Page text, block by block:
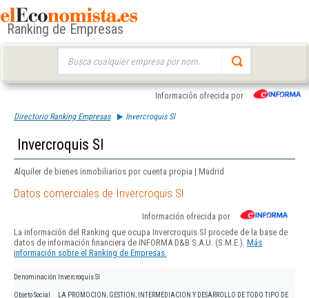
Ranking de Empresas
Información ofrecida por
Directorio Ranking Empresas Invercroquis Sl
Invercroquis Sl
Alquiler de bienes inmobiliarios por cuenta propia | Madrid
Datos comerciales de Invercroquis Sl
Información ofrecida por
La información del Ranking que ocupa Invercroquis Sl procede de la base de
datos de información financiera de INFORMA D&B S.A.U. (S.M.E.). Más
información sobre el Ranking de Empresas.
Denominación Invercroquis Sl
Objeto Social
LA PROMOCION, GESTION, INTERMEDIACION Y DESARROLLO DE TODO TIPO DE